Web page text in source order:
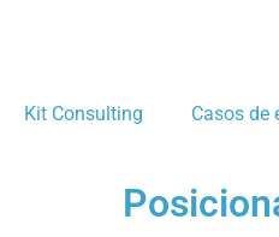
Kit Consulting Casos de